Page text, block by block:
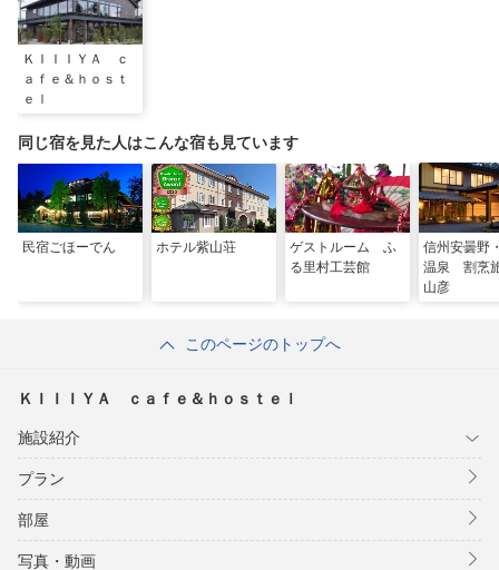
ＫＩＩＩＹＡ ｃ
ａｆｅ＆ｈｏｓｔ
ｅｌ
同じ宿を見た人はこんな宿も見ています
民宿ごほーでん ホテル紫山荘
ゲストルーム ふ
る里村工芸館
信州安曇野
温泉 割烹
山彦
このページのトップへ
ＫＩＩＩＹＡ ｃａｆｅ＆ｈｏｓｔｅｌ
施設紹介
プラン
部屋
写真・動画